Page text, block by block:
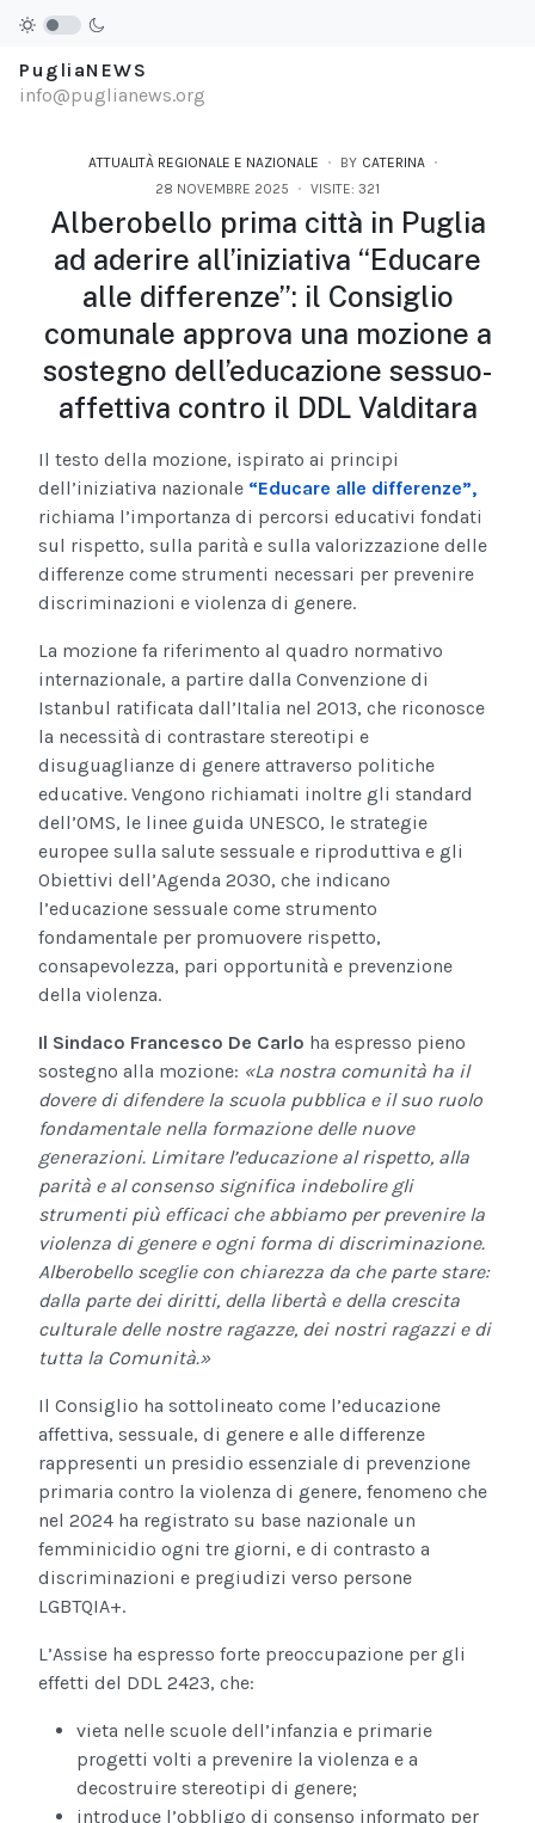
PugliaNEWS
info@puglianews.org
ATTUALITÀ REGIONALE E NAZIONALE BY CATERINA
28 NOVEMBRE 2025
VISITE: 321
Alberobello prima città in Puglia
ad aderire all’iniziativa “Educare
alle differenze”: il Consiglio
comunale approva una mozione a
sostegno dell’educazione sessuo-
affettiva contro il DDL Valditara
Il testo della mozione, ispirato ai principi
dell’iniziativa nazionale “Educare alle differenze”,
richiama l’importanza di percorsi educativi fondati
sul rispetto, sulla parità e sulla valorizzazione delle
differenze come strumenti necessari per prevenire
discriminazioni e violenza di genere.
La mozione fa riferimento al quadro normativo
internazionale, a partire dalla Convenzione di
Istanbul ratificata dall’Italia nel 2013, che riconosce
la necessità di contrastare stereotipi e
disuguaglianze di genere attraverso politiche
educative. Vengono richiamati inoltre gli standard
dell’OMS, le linee guida UNESCO, le strategie
europee sulla salute sessuale e riproduttiva e gli
Obiettivi dell’Agenda 2030, che indicano
l’educazione sessuale come strumento
fondamentale per promuovere rispetto,
consapevolezza, pari opportunità e prevenzione
della violenza.
Il Sindaco Francesco De Carlo ha espresso pieno
sostegno alla mozione: «La nostra comunità ha il
dovere di difendere la scuola pubblica e il suo ruolo
fondamentale nella formazione delle nuove
generazioni. Limitare l’educazione al rispetto, alla
parità e al consenso significa indebolire gli
strumenti più efficaci che abbiamo per prevenire la
violenza di genere e ogni forma di discriminazione.
Alberobello sceglie con chiarezza da che parte stare:
dalla parte dei diritti, della libertà e della crescita
culturale delle nostre ragazze, dei nostri ragazzi e di
tutta la Comunità.»
Il Consiglio ha sottolineato come l’educazione
affettiva, sessuale, di genere e alle differenze
rappresenti un presidio essenziale di prevenzione
primaria contro la violenza di genere, fenomeno che
nel 2024 ha registrato su base nazionale un
femminicidio ogni tre giorni, e di contrasto a
discriminazioni e pregiudizi verso persone
LGBTQIA+.
L’Assise ha espresso forte preoccupazione per gli
effetti del DDL 2423, che:
vieta nelle scuole dell’infanzia e primarie
progetti volti a prevenire la violenza e a
decostruire stereotipi di genere;
introduce l’obbligo di consenso informato per